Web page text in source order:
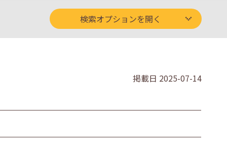
検索オプションを開く
掲載日 2025-07-14